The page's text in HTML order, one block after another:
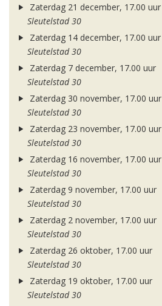
Zaterdag 21 december, 17.00 uur
Sleutelstad 30
Zaterdag 14 december, 17.00 uur
Sleutelstad 30
Zaterdag 7 december, 17.00 uur
Sleutelstad 30
Zaterdag 30 november, 17.00 uur
Sleutelstad 30
Zaterdag 23 november, 17.00 uur
Sleutelstad 30
Zaterdag 16 november, 17.00 uur
Sleutelstad 30
Zaterdag 9 november, 17.00 uur
Sleutelstad 30
Zaterdag 2 november, 17.00 uur
Sleutelstad 30
Zaterdag 26 oktober, 17.00 uur
Sleutelstad 30
Zaterdag 19 oktober, 17.00 uur
Sleutelstad 30